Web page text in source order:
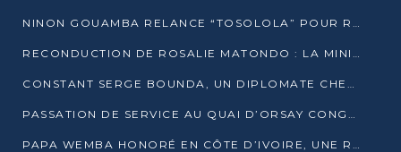
NINON GOUAMBA RELANCE “TOSOLOLA” POUR RENFORCER LE DIALOGUE AVEC LES CITOYENS
RECONDUCTION DE ROSALIE MATONDO : LA MINISTRE PROMET D’ACCÉLÉRER LE TRAITEMENT DES DOSSIERS ET DE RELEVER DE NOUVEAUX DÉFIS
CONSTANT SERGE BOUNDA, UN DIPLOMATE CHEVRONNÉ AUX COMMANDES DES AFFAIRES ÉTRANGÈRES
PASSATION DE SERVICE AU QUAI D’ORSAY CONGOLAIS : GAKOSSO PASSE LE FLAMBEAU À BOUNDA
PAPA WEMBA HONORÉ EN CÔTE D’IVOIRE, UNE RUE PORTE DÉSORMAIS SON NOM